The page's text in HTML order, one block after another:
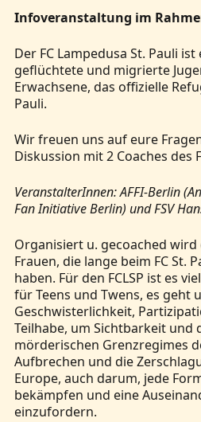
Infoveranstaltung im
Der FC Lampedusa St. Pauli
geflüchtete und migrierte
Erwachsene, das offizielle
Pauli.
Wir freuen uns auf eure
Diskussion mit 2 Coaches des
VeranstalterInnen: AFFI-Berlin
Fan Initiative Berlin) und FSV
Organisiert u. gecoached wird
Frauen, die lange beim FC St.
haben. Für den FCLSP ist es
für Teens und Twens, es geht
Geschwisterlichkeit,
Teilhabe, um Sichtbarkeit und
mörderischen Grenzregimes
Aufbrechen und die
Europe, auch darum, jede
bekämpfen und eine
einzufordern.